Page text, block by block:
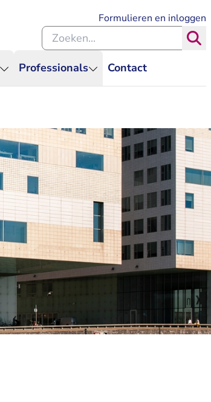
Professionals Contact
Formulieren en inloggen
Zoeken binnen de Rechtspraak